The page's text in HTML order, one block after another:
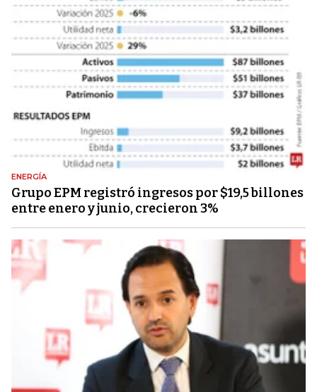
ENERGÍA
Grupo EPM registró ingresos por $19,5 billones
entre enero y junio, crecieron 3%